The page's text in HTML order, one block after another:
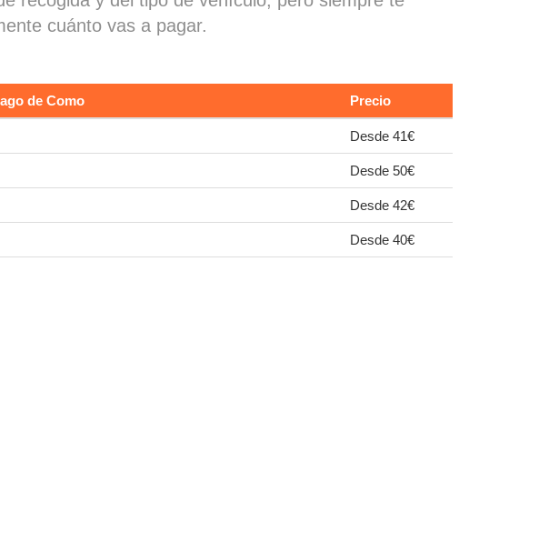
cuánto vas a pagar.
de Como Precio
Desde 41€
Desde 50€
Desde 42€
Desde 40€